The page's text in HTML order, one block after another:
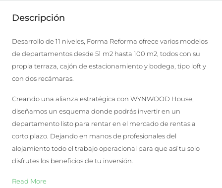
Descripción
Desarrollo de 11 niveles, Forma Reforma ofrece varios modelos
de departamentos desde 51 m2 hasta 100 m2, todos con su
propia terraza, cajón de estacionamiento y bodega, tipo loft y
con dos recámaras.
Creando una alianza estratégica con WYNWOOD House,
diseñamos un esquema donde podrás invertir en un
departamento listo para rentar en el mercado de rentas a
corto plazo. Dejando en manos de profesionales del
alojamiento todo el trabajo operacional para que así tu solo
disfrutes los beneficios de tu inversión.
Read More